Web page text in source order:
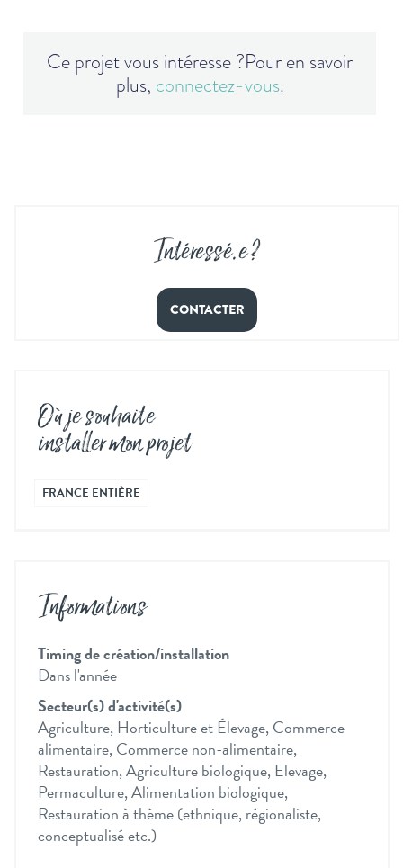
Ce projet vous intéresse ?Pour en savoir
plus, connectez-vous.
Intéressé.e ?
CONTACTER
Où je souhaite
installer mon projet
FRANCE ENTIÈRE
Informations
Timing de création/installation
Dans l'année
Secteur(s) d'activité(s)
Agriculture, Horticulture et Élevage, Commerce
alimentaire, Commerce non-alimentaire,
Restauration, Agriculture biologique, Elevage,
Permaculture, Alimentation biologique,
Restauration à thème (ethnique, régionaliste,
conceptualisé etc.)